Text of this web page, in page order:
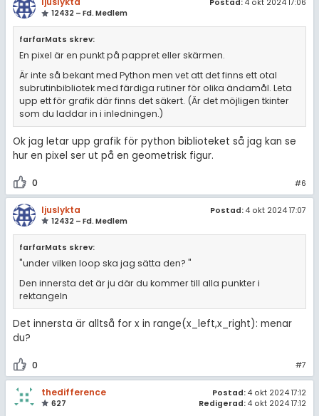
12432 – Fd. Medlem
Postad: 4 okt 2024 17:06
farfarMats skrev:
En pixel är en punkt på pappret eller skärmen.
Är inte så bekant med Python men vet att det finns ett otal
subrutinbibliotek med färdiga rutiner för olika ändamål. Leta
upp ett för grafik där finns det säkert. (Är det möjligen tkinter
som du laddar in i inledningen.)
Ok jag letar upp grafik för python biblioteket så jag kan se
hur en pixel ser ut på en geometrisk figur.
0 #6
ljuslykta
12432 – Fd. Medlem
Postad: 4 okt 2024 17:07
farfarMats skrev:
"under vilken loop ska jag sätta den? "
Den innersta det är ju där du kommer till alla punkter i
rektangeln
Det innersta är alltså for x in range(x_left,x_right): menar
du?
0 #7
thedifference
627
Postad: 4 okt 2024 17:12
Redigerad: 4 okt 2024 17:12